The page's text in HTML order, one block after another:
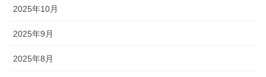
2025年10月
2025年9月
2025年8月